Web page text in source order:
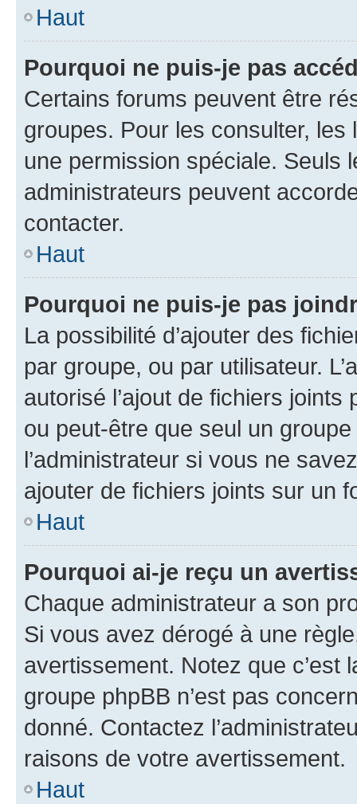
Haut
Pourquoi ne puis-je pas
Certains forums peuvent être
groupes. Pour les consulter,
une permission spéciale. Seuls
administrateurs peuvent
contacter.
Haut
Pourquoi ne puis-je pas
La possibilité d’ajouter des
par groupe, ou par utilisateur.
autorisé l’ajout de fichiers
ou peut-être que seul un
l’administrateur si vous ne
ajouter de fichiers joints sur un
Haut
Pourquoi ai-je reçu un
Chaque administrateur a son
Si vous avez dérogé à une
avertissement. Notez que c’est
groupe phpBB n’est pas
donné. Contactez
raisons de votre avertissement.
Haut